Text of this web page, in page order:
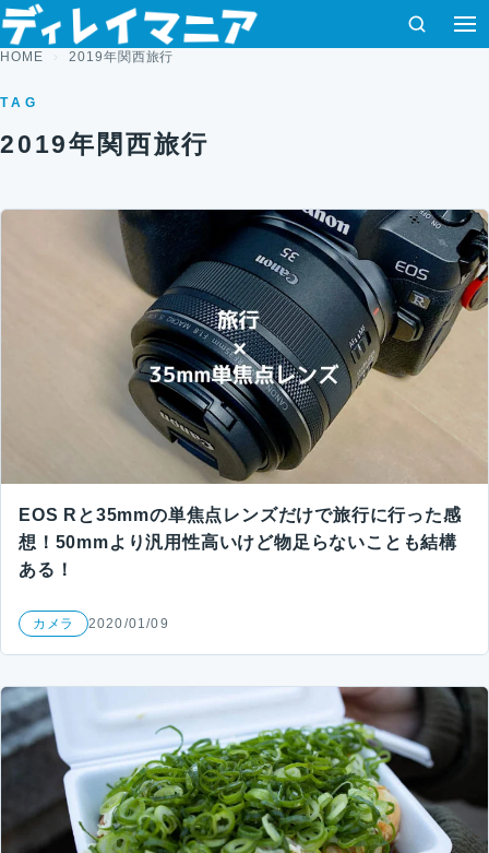
コンテンツへスキップ
検索
HOME 2019年関西旅行
TAG
2019年関西旅行
EOS Rと35mmの単焦点レンズだけで旅行に行った感
想！50mmより汎用性高いけど物足らないことも結構
ある！
カメラ 2020/01/09